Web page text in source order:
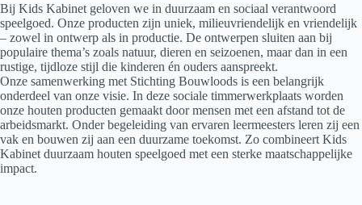
Bij Kids Kabinet geloven we in duurzaam en sociaal verantwoord
speelgoed. Onze producten zijn uniek, milieuvriendelijk en vriendelijk
– zowel in ontwerp als in productie. De ontwerpen sluiten aan bij
populaire thema’s zoals natuur, dieren en seizoenen, maar dan in een
rustige, tijdloze stijl die kinderen én ouders aanspreekt.
Onze samenwerking met Stichting Bouwloods is een belangrijk
onderdeel van onze visie. In deze sociale timmerwerkplaats worden
onze houten producten gemaakt door mensen met een afstand tot de
arbeidsmarkt. Onder begeleiding van ervaren leermeesters leren zij een
vak en bouwen zij aan een duurzame toekomst. Zo combineert Kids
Kabinet duurzaam houten speelgoed met een sterke maatschappelijke
impact.